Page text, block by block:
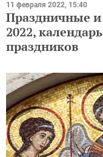
11 февраля 2022, 15:40
Праздничные
2022,
праздников